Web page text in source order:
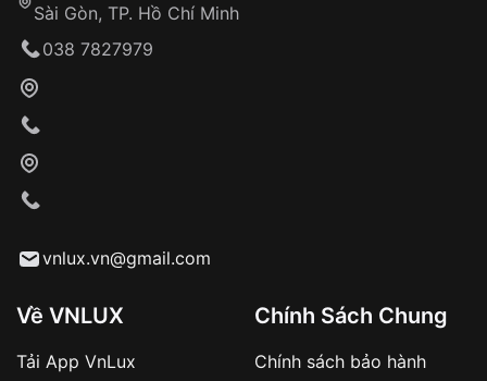
Khách hàng kiểm tra và thanh toán trực tiếp
Từ khóa SEO:
Sài Gòn, TP. Hồ Chí Minh
038 7827979
vnlux.vn@gmail.com
Về VNLUX
Tải App VnLux
Chính Sách Chung
Chính sách bảo hành